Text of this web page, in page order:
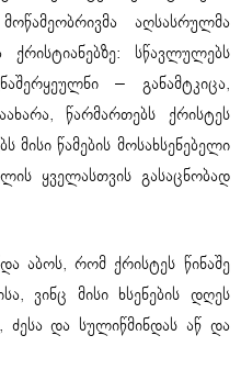
აღსასრულმა
სწავლულებს
– განამტკიცა,
წარმართებს ქრისტეს
მისი წამების მოსახსენებელი
ყველასთვის გასაცნობად
აბოს, რომ ქრისტეს წინაშე
ვინც მისი ხსენების დღეს
ძესა და სულიწმინდას აწ და